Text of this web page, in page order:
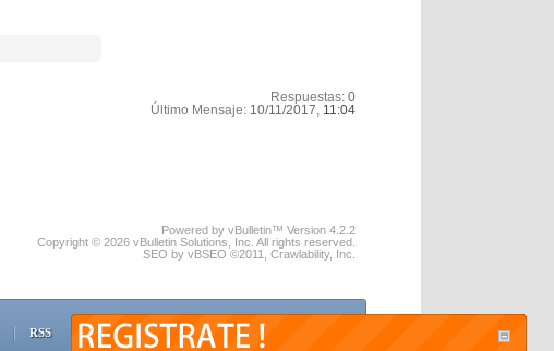
Respuestas: 0
Último Mensaje: 10/11/2017, 11:04
Powered by vBulletin™ Version 4.2.2
Copyright © 2026 vBulletin Solutions, Inc. All rights reserved.
SEO by vBSEO ©2011, Crawlability, Inc.
RSS